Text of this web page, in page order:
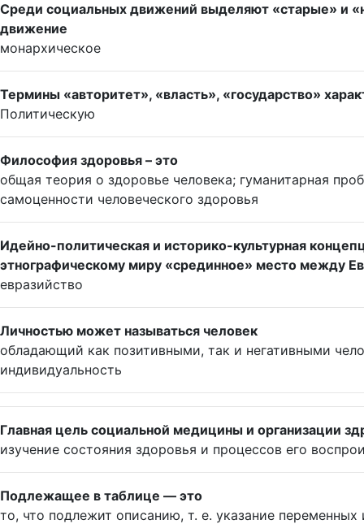
Среди социальных движений выделяют «старые» и
движение
монархическое
Термины «авторитет», «власть», «государство»
Политическую
Философия здоровья – это
общая теория о здоровье человека; гуманитарная
самоценности человеческого здоровья
Идейно-политическая и историко-культурная
этнографическому миру «срединное» место между
евразийство
Личностью может называться человек
обладающий как позитивными, так и негативными
индивидуальность
Главная цель социальной медицины и организации
изучение состояния здоровья и процессов его
Подлежащее в таблице — это
то, что подлежит описанию, т. е. указание